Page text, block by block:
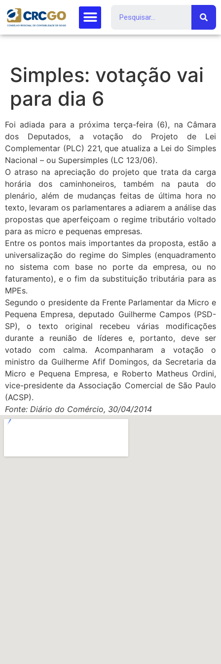
Simples: votação vai
para dia 6
Foi adiada para a próxima terça-feira (6), na Câmara
dos Deputados, a votação do Projeto de Lei
Complementar (PLC) 221, que atualiza a Lei do Simples
Nacional – ou Supersimples (LC 123/06).
O atraso na apreciação do projeto que trata da carga
horária dos caminhoneiros, também na pauta do
plenário, além de mudanças feitas de última hora no
texto, levaram os parlamentares a adiarem a análise das
propostas que aperfeiçoam o regime tributário voltado
para as micro e pequenas empresas.
Entre os pontos mais importantes da proposta, estão a
universalização do regime do Simples (enquadramento
no sistema com base no porte da empresa, ou no
faturamento), e o fim da substituição tributária para as
MPEs.
Segundo o presidente da Frente Parlamentar da Micro e
Pequena Empresa, deputado Guilherme Campos (PSD-
SP), o texto original recebeu várias modificações
durante a reunião de líderes e, portanto, deve ser
votado com calma. Acompanharam a votação o
ministro da Guilherme Afif Domingos, da Secretaria da
Micro e Pequena Empresa, e Roberto Matheus Ordini,
vice-presidente da Associação Comercial de São Paulo
(ACSP).
Fonte: Diário do Comércio, 30/04/2014